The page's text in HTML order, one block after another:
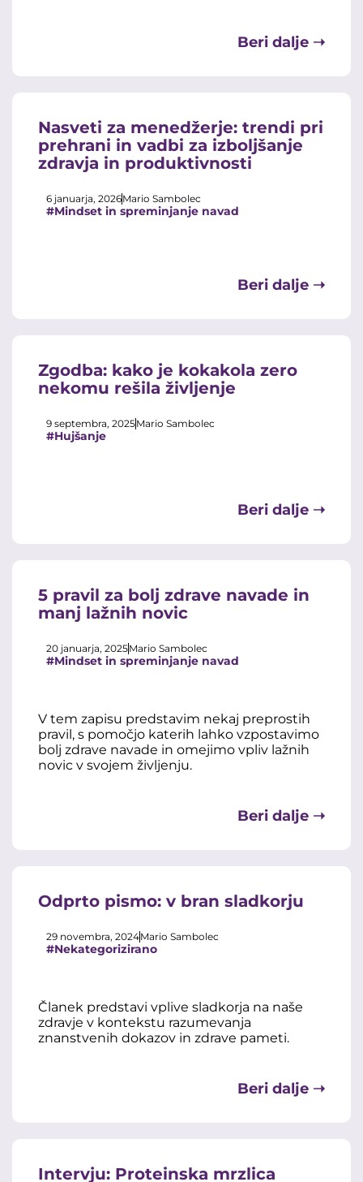
Beri dalje ➝
Nasveti za menedžerje: trendi pri
prehrani in vadbi za izboljšanje
zdravja in produktivnosti
6 januarja, 2026Mario Sambolec
#Mindset in spreminjanje navad
Beri dalje ➝
Zgodba: kako je kokakola zero
nekomu rešila življenje
9 septembra, 2025Mario Sambolec
#Hujšanje
Beri dalje ➝
5 pravil za bolj zdrave navade in
manj lažnih novic
20 januarja, 2025Mario Sambolec
#Mindset in spreminjanje navad
V tem zapisu predstavim nekaj preprostih
pravil, s pomočjo katerih lahko vzpostavimo
bolj zdrave navade in omejimo vpliv lažnih
novic v svojem življenju.
Beri dalje ➝
Odprto pismo: v bran sladkorju
29 novembra, 2024Mario Sambolec
#Nekategorizirano
Članek predstavi vplive sladkorja na naše
zdravje v kontekstu razumevanja
znanstvenih dokazov in zdrave pameti.
Beri dalje ➝
Intervju: Proteinska mrzlica